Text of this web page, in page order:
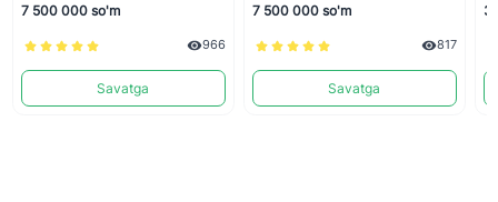
7 500 000 so'm
966
Savatga
7 500 000 so'm
817
Savatga
3